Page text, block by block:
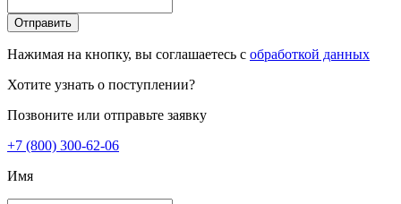
Отправить
Нажимая на кнопку, вы соглашаетесь с обработкой данных
Хотите узнать о поступлении?
Позвоните или отправьте заявку
+7 (800) 300-62-06
Имя